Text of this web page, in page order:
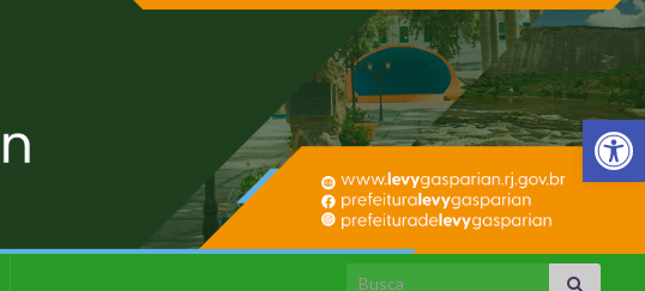
Barra de
Search for: